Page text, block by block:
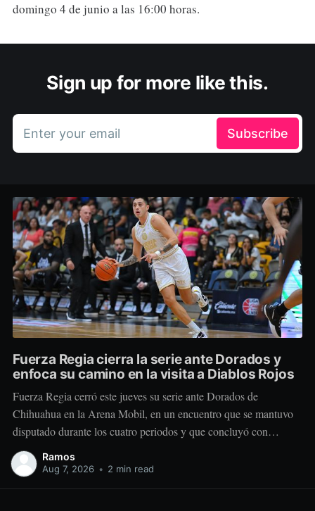
domingo 4 de junio a las 16:00 horas.
Sign up for more like this.
Enter your email Subscribe
Fuerza Regia cierra la serie ante Dorados y
enfoca su camino en la visita a Diablos Rojos
Fuerza Regia cerró este jueves su serie ante Dorados de
Chihuahua en la Arena Mobil, en un encuentro que se mantuvo
disputado durante los cuatro periodos y que concluyó con
marcador de 86-92 a favor del conjunto visitante. El cuadro
regiomontano se mantuvo cerca desde el comienzo. Dorados
Ramos
Aug 7, 2026 • 2 min read